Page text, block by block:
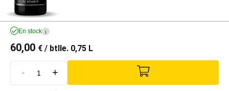
En stock i
60,00 € / btlle. 0,75 L
- +